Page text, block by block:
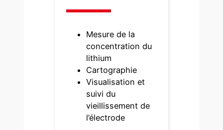
Mesure de la
concentration du
lithium
Cartographie
Visualisation et
suivi du
vieillissement de
l’électrode